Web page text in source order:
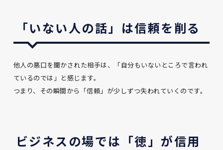
「いない人の話」は信頼を削る
他人の悪口を聞かされた相手は、「自分もいないところで言われ
ているのでは」と感じます。
つまり、その瞬間から「信頼」が少しずつ失われていくのです。
ビジネスの場では「徳」が信用